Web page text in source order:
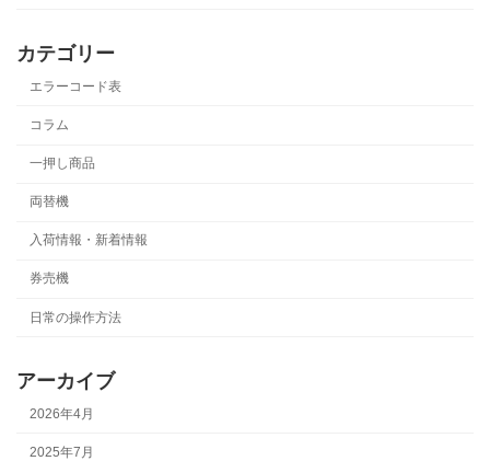
カテゴリー
エラーコード表
コラム
一押し商品
両替機
入荷情報・新着情報
券売機
日常の操作方法
アーカイブ
2026年4月
2025年7月